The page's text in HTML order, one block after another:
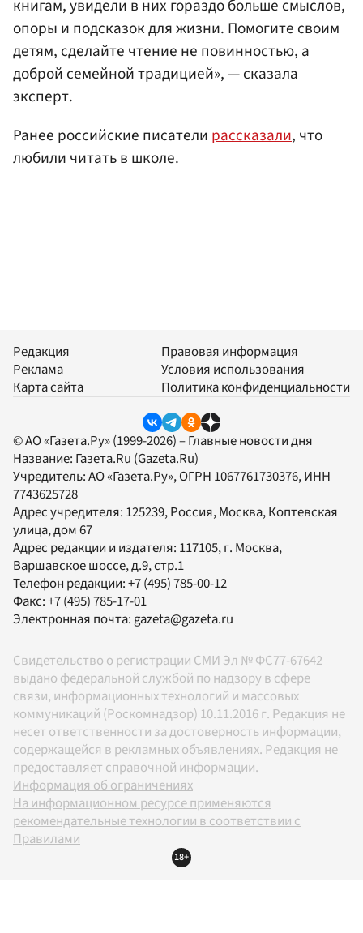
книгам, увидели в них гораздо больше смыслов,
опоры и подсказок для жизни. Помогите своим
детям, сделайте чтение не повинностью, а
доброй семейной традицией», — сказала
эксперт.
Ранее российские писатели рассказали, что
любили читать в школе.
Редакция
Реклама
Карта сайта
Правовая информация
Условия использования
Политика конфиденциальности
© АО «Газета.Ру» (1999-2026) – Главные новости дня
Название: Газета.Ru (Gazeta.Ru)
Учредитель:АО «Газета.Ру», ОГРН 1067761730376, ИНН
7743625728
Адрес учредителя: 125239, Россия, Москва, Коптевская
улица, дом 67
Адрес редакции и издателя: 117105, г. Москва,
Варшавское шоссе, д.9, стр.1
Телефон редакции:+7 (495) 785-00-12
Факс:+7 (495) 785-17-01
Электронная почта:gazeta@gazeta.ru
Свидетельство о регистрации СМИ Эл № ФС77-67642
выдано федеральной службой по надзору в сфере
связи, информационных технологий и массовых
коммуникаций (Роскомнадзор) 10.11.2016 г. Редакция не
несет ответственности за достоверность информации,
содержащейся в рекламных объявлениях. Редакция не
предоставляет справочной информации.
Информация об ограничениях
На информационном ресурсе применяются
рекомендательные технологии в соответствии с
Правилами
18+